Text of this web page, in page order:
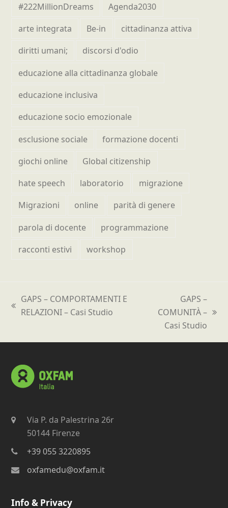
#222MillionDreams
Agenda2030
arte integrata
Be-in
cittadinanza attiva
diritti umani;
discorsi d'odio
educazione alla cittadinanza globale
educazione inclusiva
educazione socio emozionale
esclusione sociale
formazione docenti
giochi online
Global citizenship
hate speech
laboratorio
migrazione
Migrazioni
online
parità di genere
parola di docente
programmazione
racconti estivi
workshop
post
GAPS – COMPORTAMENTI E
RELAZIONI – Casi Studio
articolo
successivo:
GAPS –
COMUNITÀ –
Casi Studio
Via P. da Palestrina 26r
50144 Firenze
+39 055 3220895
oxfamedu@oxfam.it
Info & Privacy